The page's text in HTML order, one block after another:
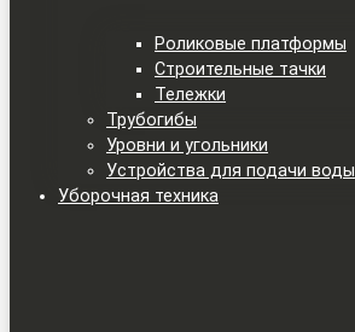
Роликовые платформы
Строительные тачки
Тележки
Трубогибы
Уровни и угольники
Устройства для подачи воды
Уборочная техника